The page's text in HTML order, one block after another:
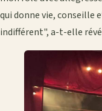
qui donne vie, conseille
indifférent", a-t-elle